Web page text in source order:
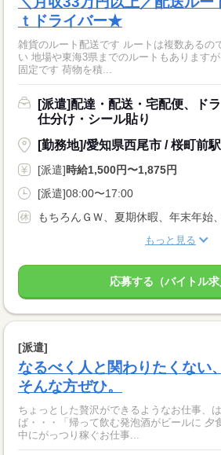
ｔドライバー★
雑貨のルート配送です ルートは複数あるの
い 地場や東海3県までのルートもあります
固定です 荷物を積...
[派遣]配達・配送・宅配便、ド
仕分け・シール貼り
[勤務地]/愛知県西尾市 / 桜町前駅
[派遣]時給1,500円〜1,875円
[派遣]08:00〜17:00
もちろんＧＷ、夏期休暇、年末年始
もっと見る
応募する（バイトル求
[派遣]
なるべく人と関わりたくない
そんな方ぜひ。
ちょっとした贅沢ができるようなお仕事、
ば・・・「帰って飲む発泡酒がビールに 夕
中にがっつり稼ぐお仕事...